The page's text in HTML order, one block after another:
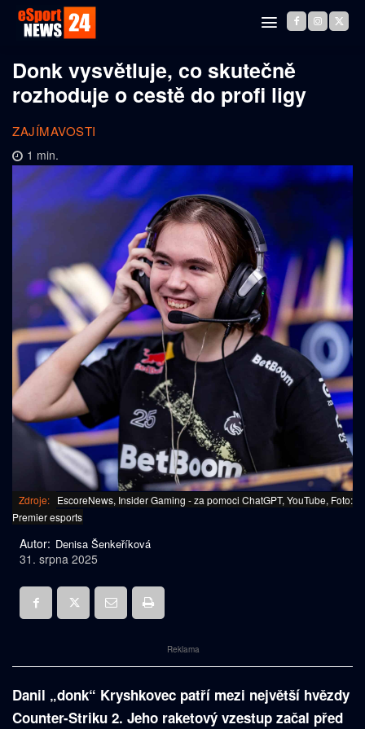
Donk vysvětluje, co skutečně
rozhoduje o cestě do profi ligy
ZAJÍMAVOSTI
1 min.
Zdroje: EscoreNews, Insider Gaming - za pomoci ChatGPT, YouTube, Foto:
Premier esports
Autor: Denisa Šenkeříková
31. srpna 2025
Reklama
Danil „donk“ Kryshkovec patří mezi největší hvězdy
Counter-Striku 2. Jeho raketový vzestup začal před